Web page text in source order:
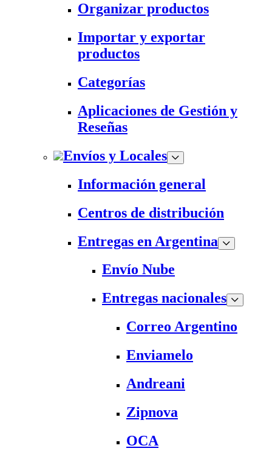
Organizar productos
Importar y exportar
productos
Categorías
Aplicaciones de Gestión y
Reseñas
Envíos y Locales
Información general
Centros de distribución
Entregas en Argentina
Envío Nube
Entregas nacionales
Correo Argentino
Enviamelo
Andreani
Zipnova
OCA